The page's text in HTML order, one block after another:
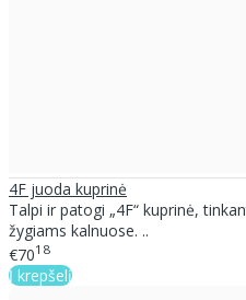
4F juoda kuprinė
Talpi ir patogi „4F“ kuprinė,
žygiams kalnuose. ..
€7018
Į krepšelį